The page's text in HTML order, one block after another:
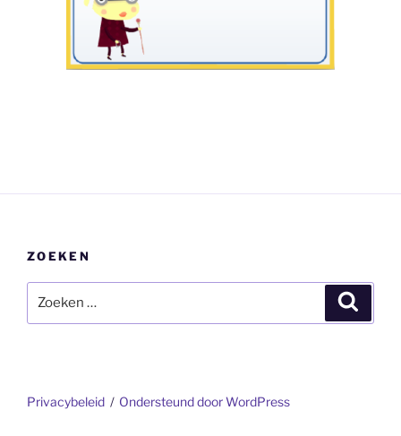
ZOEKEN
naar:
Privacybeleid Ondersteund door WordPress